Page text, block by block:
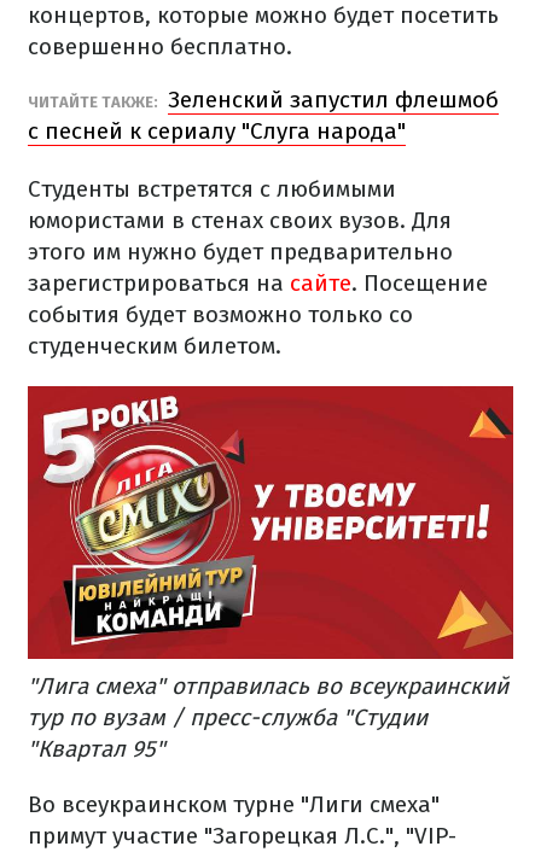
концертов, которые можно будет посетить
совершенно бесплатно.
ЧИТАЙТЕ ТАКЖЕ: Зеленский запустил флешмоб
с песней к сериалу "Слуга народа"
Студенты встретятся с любимыми
юмористами в стенах своих вузов. Для
этого им нужно будет предварительно
зарегистрироваться на сайте. Посещение
события будет возможно только со
студенческим билетом.
"Лига смеха" отправилась во всеукраинский
тур по вузам / пресс-служба "Студии
"Квартал 95"
Во всеукраинском турне "Лиги смеха"
примут участие "Загорецкая Л.С.", "VIP-